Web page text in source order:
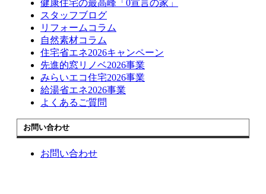
健康住宅の最高峰「0宣言の家」
スタッフブログ
リフォームコラム
自然素材コラム
住宅省エネ2026キャンペーン
先進的窓リノベ2026事業
みらいエコ住宅2026事業
給湯省エネ2026事業
よくあるご質問
お問い合わせ
お問い合わせ